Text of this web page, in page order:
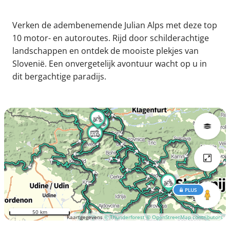
Verken de adembenemende Julian Alps met deze top
10 motor- en autoroutes. Rijd door schilderachtige
landschappen en ontdek de mooiste plekjes van
Slovenië. Een onvergetelijk avontuur wacht op u in
dit bergachtige paradijs.
Kaartgegevens© Thunderforest © OpenStreetMap contributors
PLUS
50 km